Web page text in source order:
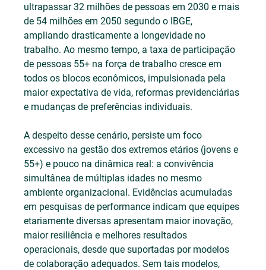
ultrapassar 32 milhões de pessoas em 2030 e mais
de 54 milhões em 2050 segundo o IBGE,
ampliando drasticamente a longevidade no
trabalho. Ao mesmo tempo, a taxa de participação
de pessoas 55+ na força de trabalho cresce em
todos os blocos econômicos, impulsionada pela
maior expectativa de vida, reformas previdenciárias
e mudanças de preferências individuais.
A despeito desse cenário, persiste um foco
excessivo na gestão dos extremos etários (jovens e
55+) e pouco na dinâmica real: a convivência
simultânea de múltiplas idades no mesmo
ambiente organizacional. Evidências acumuladas
em pesquisas de performance indicam que equipes
etariamente diversas apresentam maior inovação,
maior resiliência e melhores resultados
operacionais, desde que suportadas por modelos
de colaboração adequados. Sem tais modelos,